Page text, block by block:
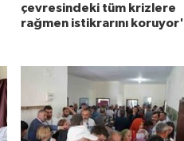
çevresindeki tüm krizlere
rağmen istikrarını koruyor'